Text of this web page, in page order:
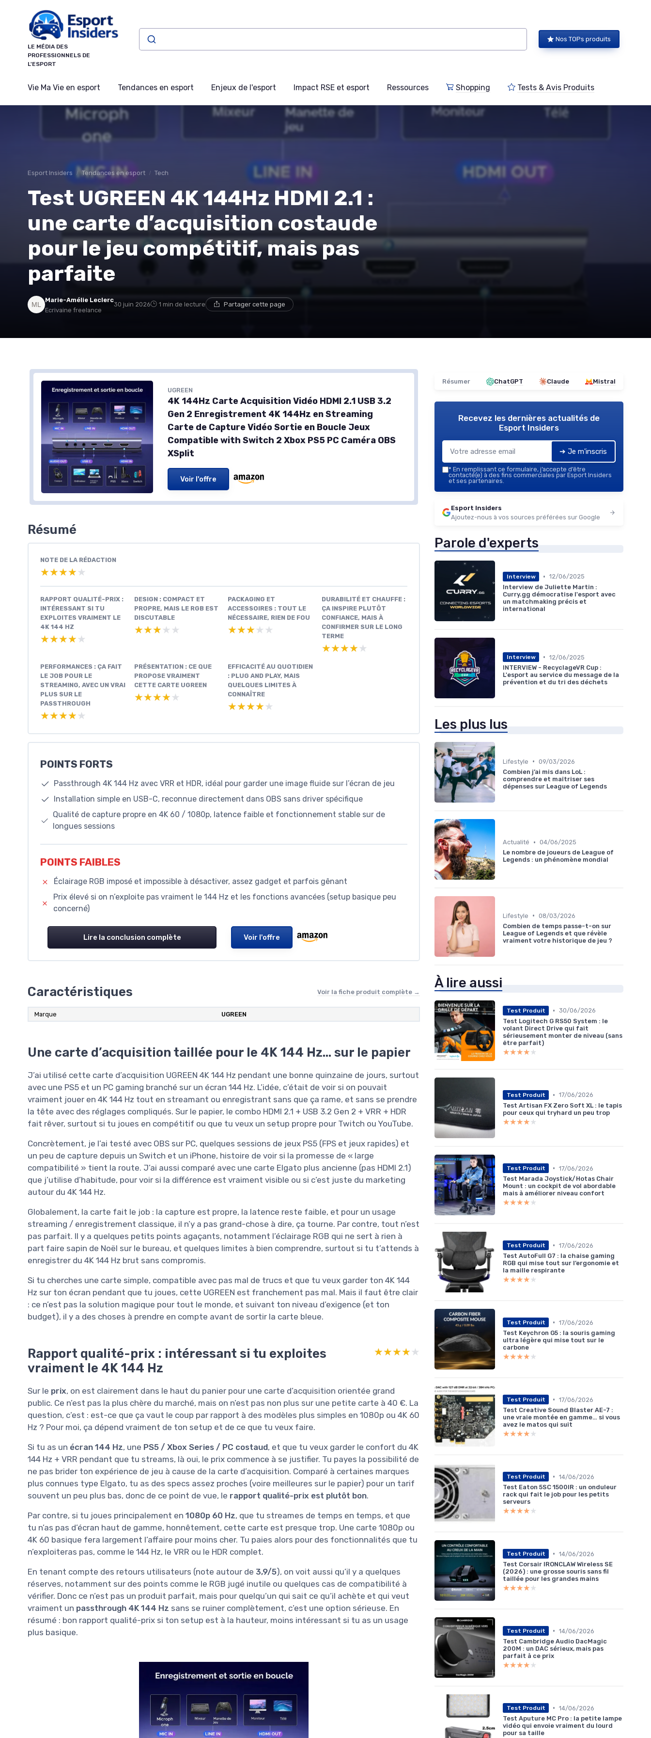
LE MÉDIA DES
PROFESSIONNELS DE
L'ESPORT
Nos TOPs produits
Vie Ma Vie en esport Tendances en esport Enjeux de l'esport Impact RSE et esport Ressources Shopping Tests & Avis Produits
Esport Insiders Tendances en esport Tech
Test UGREEN 4K 144Hz HDMI 2.1 :
une carte d’acquisition costaude
pour le jeu compétitif, mais pas
parfaite
Marie-Amélie Leclerc
Ecrivaine freelance
30 juin 2026 1 min de lecture Partager cette page
UGREEN
4K 144Hz Carte Acquisition Vidéo HDMI 2.1 USB 3.2
Gen 2 Enregistrement 4K 144Hz en Streaming
Carte de Capture Vidéo Sortie en Boucle Jeux
Compatible with Switch 2 Xbox PS5 PC Caméra OBS
XSplit
Voir l'offre
Résumé
NOTE DE LA RÉDACTION
★★★★★
★★★★★
RAPPORT QUALITÉ-PRIX :
INTÉRESSANT SI TU
EXPLOITES VRAIMENT LE
4K 144 HZ
★★★★★
★★★★★
DESIGN : COMPACT ET
PROPRE, MAIS LE RGB EST
DISCUTABLE
★★★★★
★★★★★
PACKAGING ET
ACCESSOIRES : TOUT LE
NÉCESSAIRE, RIEN DE FOU
★★★★★
★★★★★
DURABILITÉ ET CHAUFFE :
ÇA INSPIRE PLUTÔT
CONFIANCE, MAIS À
CONFIRMER SUR LE LONG
TERME
★★★★★
★★★★★
PERFORMANCES : ÇA FAIT
LE JOB POUR LE
STREAMING, AVEC UN VRAI
PLUS SUR LE
PASSTHROUGH
★★★★★
★★★★★
PRÉSENTATION : CE QUE
PROPOSE VRAIMENT
CETTE CARTE UGREEN
★★★★★
★★★★★
EFFICACITÉ AU QUOTIDIEN
: PLUG AND PLAY, MAIS
QUELQUES LIMITES À
CONNAÎTRE
★★★★★
★★★★★
POINTS FORTS
Passthrough 4K 144 Hz avec VRR et HDR, idéal pour garder une image fluide sur l’écran de jeu
Installation simple en USB-C, reconnue directement dans OBS sans driver spécifique
Qualité de capture propre en 4K 60 / 1080p, latence faible et fonctionnement stable sur de
longues sessions
POINTS FAIBLES
Éclairage RGB imposé et impossible à désactiver, assez gadget et parfois gênant
Prix élevé si on n’exploite pas vraiment le 144 Hz et les fonctions avancées (setup basique peu
concerné)
Lire la conclusion complète Voir l'offre
Caractéristiques Voir la fiche produit complète →
Marque UGREEN
Une carte d’acquisition taillée pour le 4K 144 Hz… sur le papier
J’ai utilisé cette carte d’acquisition UGREEN 4K 144 Hz pendant une bonne quinzaine de jours, surtout
avec une PS5 et un PC gaming branché sur un écran 144 Hz. L’idée, c’était de voir si on pouvait
vraiment jouer en 4K 144 Hz tout en streamant ou enregistrant sans que ça rame, et sans se prendre
la tête avec des réglages compliqués. Sur le papier, le combo HDMI 2.1 + USB 3.2 Gen 2 + VRR + HDR
fait rêver, surtout si tu joues en compétitif ou que tu veux un setup propre pour Twitch ou YouTube.
Concrètement, je l’ai testé avec OBS sur PC, quelques sessions de jeux PS5 (FPS et jeux rapides) et
un peu de capture depuis un Switch et un iPhone, histoire de voir si la promesse de « large
compatibilité » tient la route. J’ai aussi comparé avec une carte Elgato plus ancienne (pas HDMI 2.1)
que j’utilise d’habitude, pour voir si la différence est vraiment visible ou si c’est juste du marketing
autour du 4K 144 Hz.
Globalement, la carte fait le job : la capture est propre, la latence reste faible, et pour un usage
streaming / enregistrement classique, il n’y a pas grand-chose à dire, ça tourne. Par contre, tout n’est
pas parfait. Il y a quelques petits points agaçants, notamment l’éclairage RGB qui ne sert à rien à
part faire sapin de Noël sur le bureau, et quelques limites à bien comprendre, surtout si tu t’attends à
enregistrer du 4K 144 Hz brut sans compromis.
Si tu cherches une carte simple, compatible avec pas mal de trucs et que tu veux garder ton 4K 144
Hz sur ton écran pendant que tu joues, cette UGREEN est franchement pas mal. Mais il faut être clair
: ce n’est pas la solution magique pour tout le monde, et suivant ton niveau d’exigence (et ton
budget), il y a des choses à prendre en compte avant de sortir la carte bleue.
Rapport qualité-prix : intéressant si tu exploites
vraiment le 4K 144 Hz
★★★★★
★★★★★
Sur le prix, on est clairement dans le haut du panier pour une carte d’acquisition orientée grand
public. Ce n’est pas la plus chère du marché, mais on n’est pas non plus sur une petite carte à 40 €. La
question, c’est : est-ce que ça vaut le coup par rapport à des modèles plus simples en 1080p ou 4K 60
Hz ? Pour moi, ça dépend vraiment de ton setup et de ce que tu veux faire.
Si tu as un écran 144 Hz, une PS5 / Xbox Series / PC costaud, et que tu veux garder le confort du 4K
144 Hz + VRR pendant que tu streams, là oui, le prix commence à se justifier. Tu payes la possibilité de
ne pas brider ton expérience de jeu à cause de la carte d’acquisition. Comparé à certaines marques
plus connues type Elgato, tu as des specs assez proches (voire meilleures sur le papier) pour un tarif
souvent un peu plus bas, donc de ce point de vue, le rapport qualité-prix est plutôt bon.
Par contre, si tu joues principalement en 1080p 60 Hz, que tu streames de temps en temps, et que
tu n’as pas d’écran haut de gamme, honnêtement, cette carte est presque trop. Une carte 1080p ou
4K 60 basique fera largement l’affaire pour moins cher. Tu paies alors pour des fonctionnalités que tu
n’exploiteras pas, comme le 144 Hz, le VRR ou le HDR complet.
En tenant compte des retours utilisateurs (note autour de 3,9/5), on voit aussi qu’il y a quelques
réserves, notamment sur des points comme le RGB jugé inutile ou quelques cas de compatibilité à
vérifier. Donc ce n’est pas un produit parfait, mais pour quelqu’un qui sait ce qu’il achète et qui veut
vraiment un passthrough 4K 144 Hz sans se ruiner complètement, c’est une option sérieuse. En
résumé : bon rapport qualité-prix si ton setup est à la hauteur, moins intéressant si tu as un usage
plus basique.
Résumer ChatGPT Claude Mistral
Recevez les dernières actualités de
Esport Insiders
➔ Je m'inscris
* En remplissant ce formulaire, j’accepte d’être
contacté(e) à des fins commerciales par Esport Insiders
et ses partenaires.
Esport Insiders
Ajoutez-nous à vos sources préférées sur Google
Parole d'experts
Interview • 12/06/2025
Interview de Juliette Martin :
Curry.gg démocratise l'esport avec
un matchmaking précis et
international
Interview • 12/06/2025
INTERVIEW - RecyclageVR Cup :
L'esport au service du message de la
prévention et du tri des déchets
Les plus lus
Lifestyle • 09/03/2026
Combien j’ai mis dans LoL :
comprendre et maîtriser ses
dépenses sur League of Legends
Actualité • 04/06/2025
Le nombre de joueurs de League of
Legends : un phénomène mondial
Lifestyle • 08/03/2026
Combien de temps passe-t-on sur
League of Legends et que révèle
vraiment votre historique de jeu ?
À lire aussi
Test Produit • 30/06/2026
Test Logitech G RS50 System : le
volant Direct Drive qui fait
sérieusement monter de niveau (sans
être parfait)
★★★★★
★★★★★
Test Produit • 17/06/2026
Test Artisan FX Zero Soft XL : le tapis
pour ceux qui tryhard un peu trop
★★★★★
★★★★★
Test Produit • 17/06/2026
Test Marada Joystick/Hotas Chair
Mount : un cockpit de vol abordable
mais à améliorer niveau confort
★★★★★
★★★★★
Test Produit • 17/06/2026
Test AutoFull G7 : la chaise gaming
RGB qui mise tout sur l’ergonomie et
la maille respirante
★★★★★
★★★★★
Test Produit • 17/06/2026
Test Keychron G5 : la souris gaming
ultra légère qui mise tout sur le
carbone
★★★★★
★★★★★
Test Produit • 17/06/2026
Test Creative Sound Blaster AE-7 :
une vraie montée en gamme… si vous
avez le matos qui suit
★★★★★
★★★★★
Test Produit • 14/06/2026
Test Eaton 5SC 1500IR : un onduleur
rack qui fait le job pour les petits
serveurs
★★★★★
★★★★★
Test Produit • 14/06/2026
Test Corsair IRONCLAW Wireless SE
(2026) : une grosse souris sans fil
taillée pour les grandes mains
★★★★★
★★★★★
Test Produit • 14/06/2026
Test Cambridge Audio DacMagic
200M : un DAC sérieux, mais pas
parfait à ce prix
★★★★★
★★★★★
Test Produit • 14/06/2026
Test Aputure MC Pro : la petite lampe
vidéo qui envoie vraiment du lourd
pour sa taille